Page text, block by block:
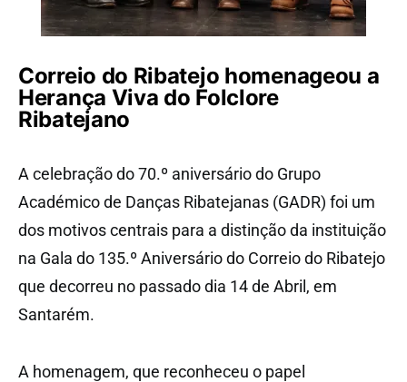
Correio do Ribatejo homenageou a
Herança Viva do Folclore
Ribatejano
A celebração do 70.º aniversário do Grupo
Académico de Danças Ribatejanas (GADR) foi um
dos motivos centrais para a distinção da instituição
na Gala do 135.º Aniversário do Correio do Ribatejo
que decorreu no passado dia 14 de Abril, em
Santarém.
A homenagem, que reconheceu o papel